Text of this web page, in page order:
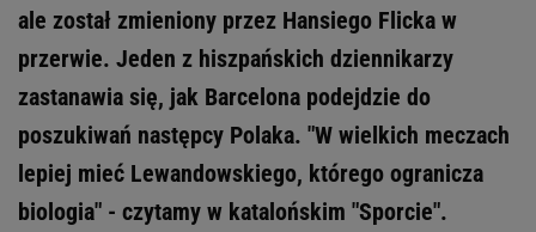
ale został zmieniony przez Hansiego Flicka w
przerwie. Jeden z hiszpańskich dziennikarzy
zastanawia się, jak Barcelona podejdzie do
poszukiwań następcy Polaka. "W wielkich meczach
lepiej mieć Lewandowskiego, którego ogranicza
biologia" - czytamy w katalońskim "Sporcie".